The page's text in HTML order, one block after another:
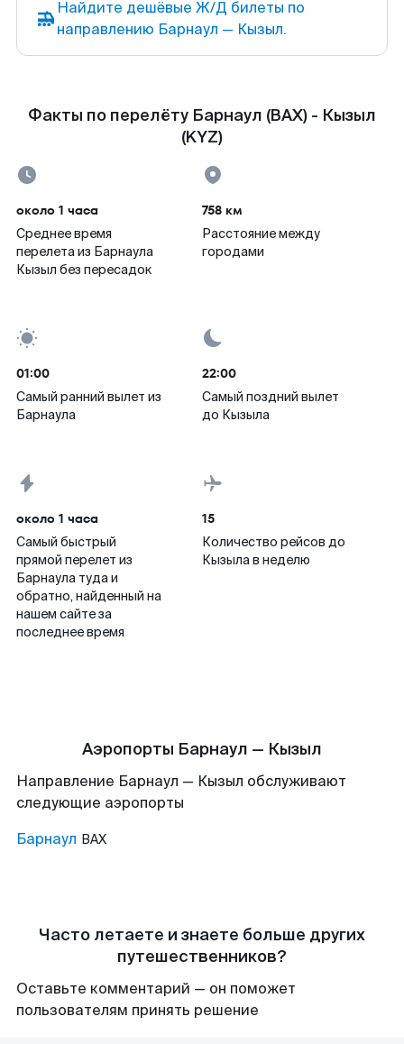
Найдите дешёвые Ж/Д билеты по
направлению Барнаул — Кызыл.
Факты по перелёту Барнаул (BAX) - Кызыл
(KYZ)
около 1 часа
Среднее время
перелета из Барнаула
Кызыл без пересадок
758 км
Расстояние между
городами
01:00
Самый ранний вылет из
Барнаула
22:00
Самый поздний вылет
до Кызыла
около 1 часа
Самый быстрый
прямой перелет из
Барнаула туда и
обратно, найденный на
нашем сайте за
последнее время
15
Количество рейсов до
Кызыла в неделю
Аэропорты Барнаул — Кызыл
Направление Барнаул — Кызыл обслуживают
следующие аэропорты
Барнаул BAX
Часто летаете и знаете больше других
путешественников?
Оставьте комментарий — он поможет
пользователям принять решение